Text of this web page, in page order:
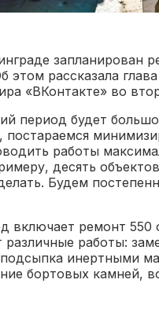
запланирован
этом рассказала
«ВКонтакте» во
период будет
работы
десять
Будем
включает ремонт 550
работы:
инертными
бортовых камней,